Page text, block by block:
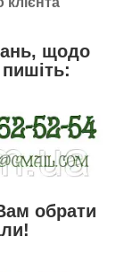
щодо
обрати